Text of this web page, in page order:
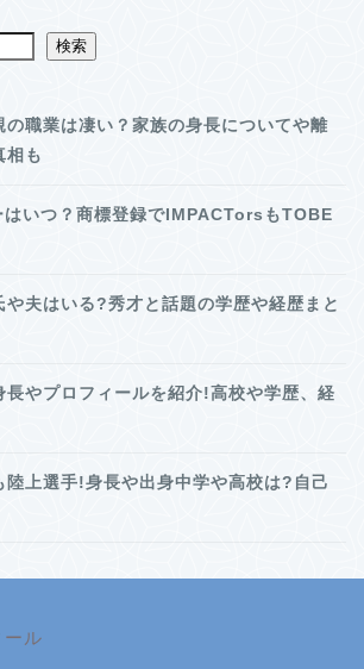
検索
の職業は凄い？家族の身長についてや離
相も
はいつ？商標登録でIMPACTorsもTOBE
や夫はいる?秀才と話題の学歴や経歴まと
長やプロフィールを紹介!高校や学歴、経
陸上選手!身長や出身中学や高校は?自己
ル